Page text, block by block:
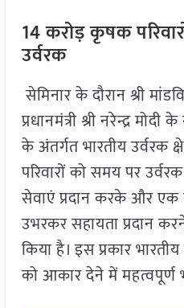
14करोड़ कृषक
उर्वरक
सेमिनार के दौरान श्री
प्रधानमंत्री श्री नरेन्द्र
के अंतर्गत भारतीय उर्वरक
परिवारों को समय पर
सेवाएं प्रदान करके और
उभरकर सहायता प्रदान
किया है। इस प्रकार भारतीय
को आकार देने में महत्वपूर्ण